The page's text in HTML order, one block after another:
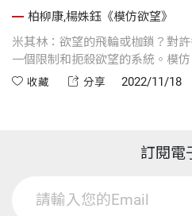
子，並再一次創造自己。」
柏柳康,楊姝鈺《模仿欲望》
米其林：欲望的飛輪或枷鎖？對
一個限制和扼殺欲望的系統。模
經濟、政治和人際互動中，最可能
收藏 分享 2022/11/18
訂閱電